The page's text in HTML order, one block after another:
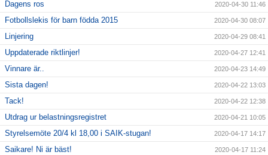
Dagens ros 2020-04-30 11:46
Fotbollslekis för barn födda 2015 2020-04-30 08:07
Linjering 2020-04-29 08:41
Uppdaterade riktlinjer! 2020-04-27 12:41
Vinnare är.. 2020-04-23 14:49
Sista dagen! 2020-04-22 13:03
Tack! 2020-04-22 12:38
Utdrag ur belastningsregistret 2020-04-21 10:05
Styrelsemöte 20/4 kl 18,00 i SAIK-stugan! 2020-04-17 14:17
Saikare! Ni är bäst! 2020-04-17 11:24